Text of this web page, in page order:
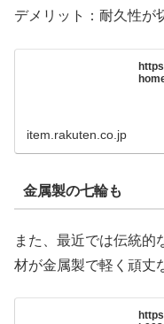
デメリット：耐久性が
item.rakuten.co.jp
金属製の七輪も
また、最近では伝統的
材が金属製で軽く頑丈